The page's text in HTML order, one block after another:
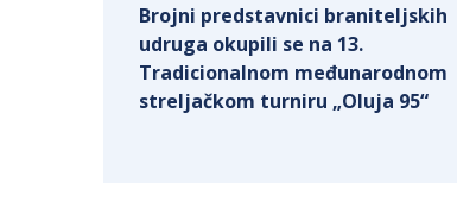
Brojni predstavnici braniteljskih
udruga okupili se na 13.
Tradicionalnom međunarodnom
streljačkom turniru „Oluja 95“